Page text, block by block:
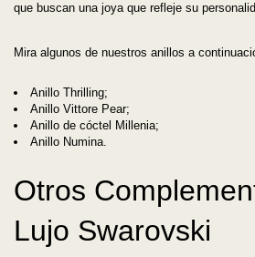
que buscan una joya que refleje su
Mira algunos de nuestros anillos a
Anillo Thrilling;
Anillo Vittore Pear;
Anillo de cóctel Millenia;
Anillo Numina.
Otros
Lujo Swarovski